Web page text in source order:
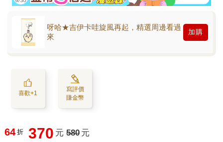
呀哈★吉伊卡哇旋風再起，精選周邊看過
來
加購
喜歡+1
寫評價
賺金幣
64 折 370 元 580 元